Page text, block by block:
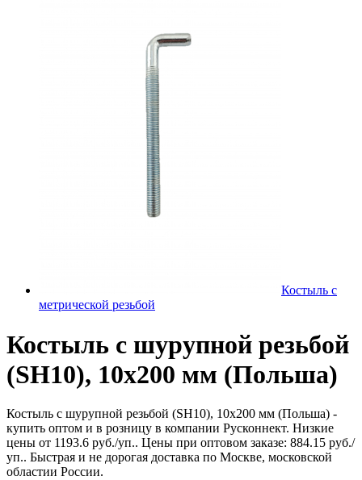
Костыль с
метрической резьбой
Костыль с шурупной резьбой
(SH10), 10х200 мм (Польша)
Костыль с шурупной резьбой (SH10), 10х200 мм (Польша) -
купить оптом и в розницу в компании Русконнект. Низкие
цены от 1193.6 руб./уп.. Цены при оптовом заказе: 884.15 руб./
уп.. Быстрая и не дорогая доставка по Москве, московской
областии России.